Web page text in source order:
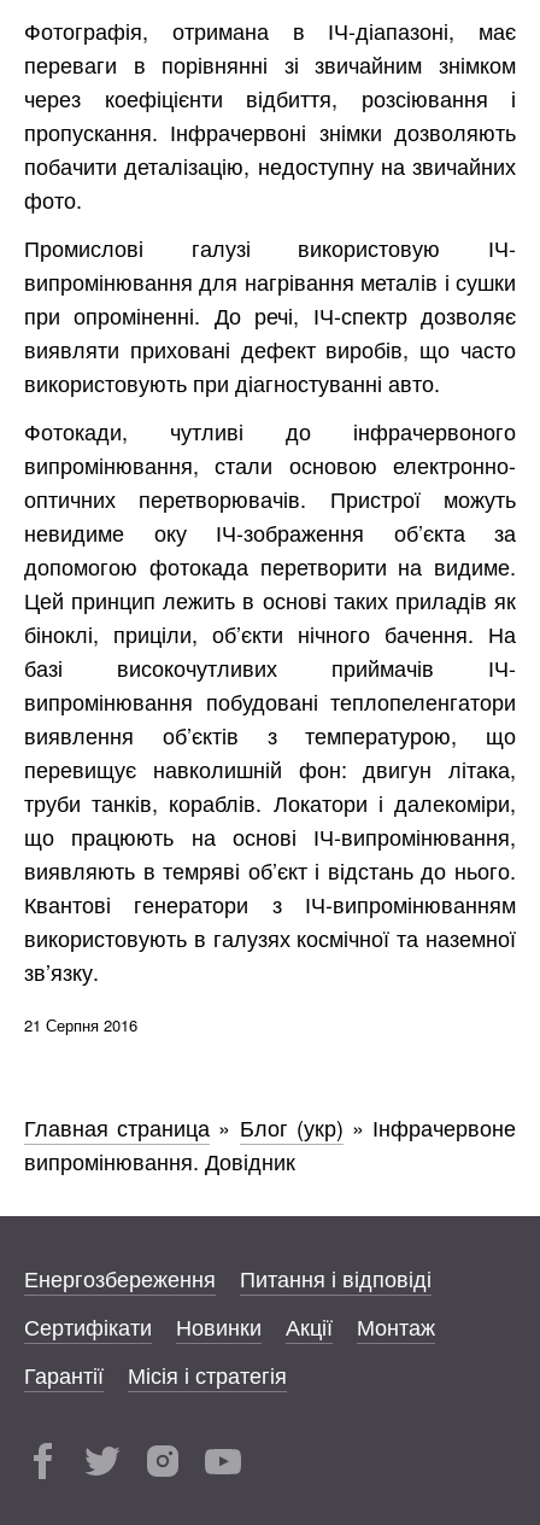
Фотографія, отримана в ІЧ-діапазоні, має
переваги в порівнянні зі звичайним знімком
через коефіцієнти відбиття, розсіювання і
пропускання. Інфрачервоні знімки дозволяють
побачити деталізацію, недоступну на звичайних
фото.
Промислові галузі використовую ІЧ-
випромінювання для нагрівання металів і сушки
при опроміненні. До речі, ІЧ-спектр дозволяє
виявляти приховані дефект виробів, що часто
використовують при діагностуванні авто.
Фотокади, чутливі до інфрачервоного
випромінювання, стали основою електронно-
оптичних перетворювачів. Пристрої можуть
невидиме оку ІЧ-зображення об’єкта за
допомогою фотокада перетворити на видиме.
Цей принцип лежить в основі таких приладів як
біноклі, приціли, об’єкти нічного бачення. На
базі високочутливих приймачів ІЧ-
випромінювання побудовані теплопеленгатори
виявлення об’єктів з температурою, що
перевищує навколишній фон: двигун літака,
труби танків, кораблів. Локатори і далекоміри,
що працюють на основі ІЧ-випромінювання,
виявляють в темряві об’єкт і відстань до нього.
Квантові генератори з ІЧ-випромінюванням
використовують в галузях космічної та наземної
зв’язку.
21 Серпня 2016
Главная страница » Блог (укр) » Інфрачервоне
випромінювання. Довідник
Енергозбереження
Питання і відповіді
Сертифікати
Новинки Акції
Монтаж
Гарантії
Місія і стратегія